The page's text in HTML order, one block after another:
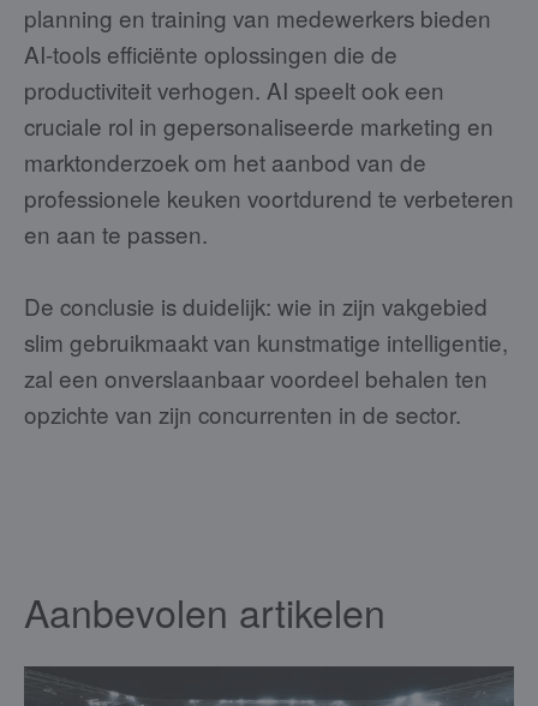
planning en training van medewerkers bieden
AI-tools efficiënte oplossingen die de
productiviteit verhogen. AI speelt ook een
cruciale rol in gepersonaliseerde marketing en
marktonderzoek om het aanbod van de
professionele keuken voortdurend te verbeteren
en aan te passen.
De conclusie is duidelijk: wie in zijn vakgebied
slim gebruikmaakt van kunstmatige intelligentie,
zal een onverslaanbaar voordeel behalen ten
opzichte van zijn concurrenten in de sector.
Aanbevolen artikelen